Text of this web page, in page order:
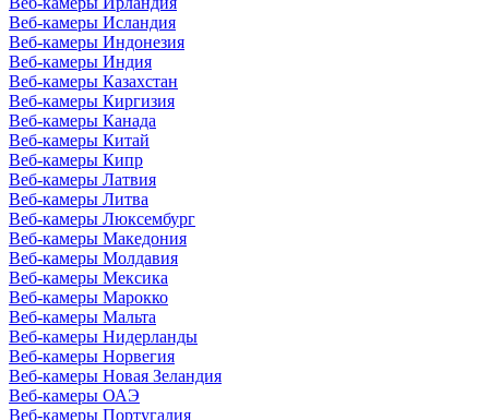
Веб-камеры Исландия
Веб-камеры Индонезия
Веб-камеры Индия
Веб-камеры Казахстан
Веб-камеры Киргизия
Веб-камеры Канада
Веб-камеры Китай
Веб-камеры Кипр
Веб-камеры Латвия
Веб-камеры Литва
Веб-камеры Люксембург
Веб-камеры Македония
Веб-камеры Молдавия
Веб-камеры Мексика
Веб-камеры Марокко
Веб-камеры Мальта
Веб-камеры Нидерланды
Веб-камеры Норвегия
Веб-камеры Новая Зеландия
Веб-камеры ОАЭ
Веб-камеры Португалия